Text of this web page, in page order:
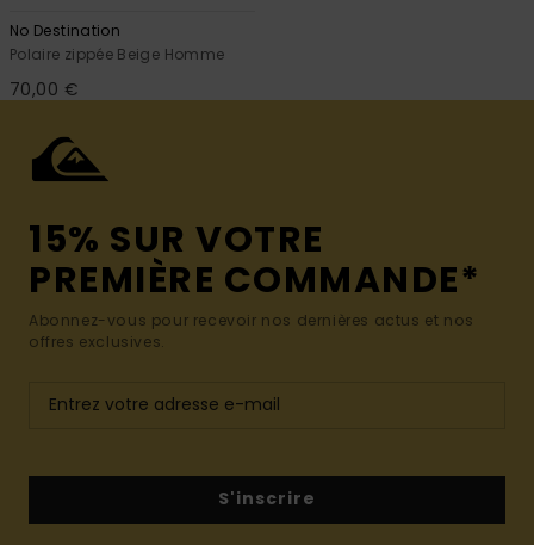
No Destination
Polaire zippée Beige Homme
70,00 €
15% SUR VOTRE
PREMIÈRE COMMANDE*
Abonnez-vous pour recevoir nos dernières actus et nos
offres exclusives.
S'inscrire